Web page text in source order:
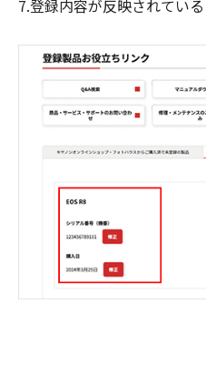
7.登録内容が反映されてい